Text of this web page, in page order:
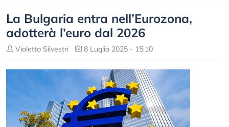
La Bulgaria entra nell’Eurozona,
adotterà l’euro dal 2026
Violetta Silvestri 8 Luglio 2025 - 15:10